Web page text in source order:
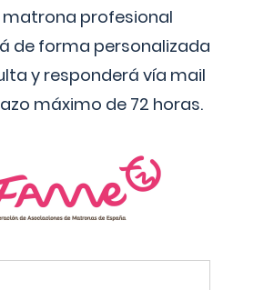
matrona profesional
de forma personalizada
y responderá vía mail
máximo de 72 horas.